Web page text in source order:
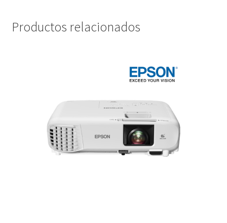
Productos relacionados